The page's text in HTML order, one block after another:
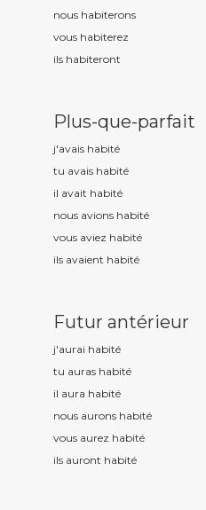
nous habiterons
vous habiterez
ils habiteront
Plus-que-parfait
j'avais habité
tu avais habité
il avait habité
nous avions habité
vous aviez habité
ils avaient habité
Futur antérieur
j'aurai habité
tu auras habité
il aura habité
nous aurons habité
vous aurez habité
ils auront habité